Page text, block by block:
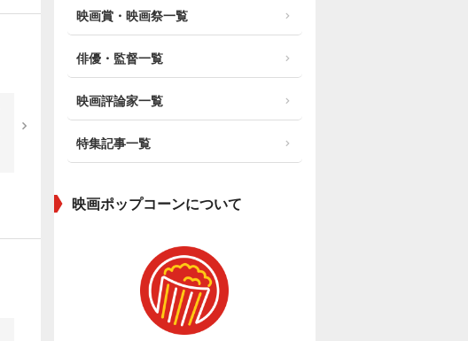
映画賞・映画祭一覧
俳優・監督一覧
映画評論家一覧
特集記事一覧
映画ポップコーンについて